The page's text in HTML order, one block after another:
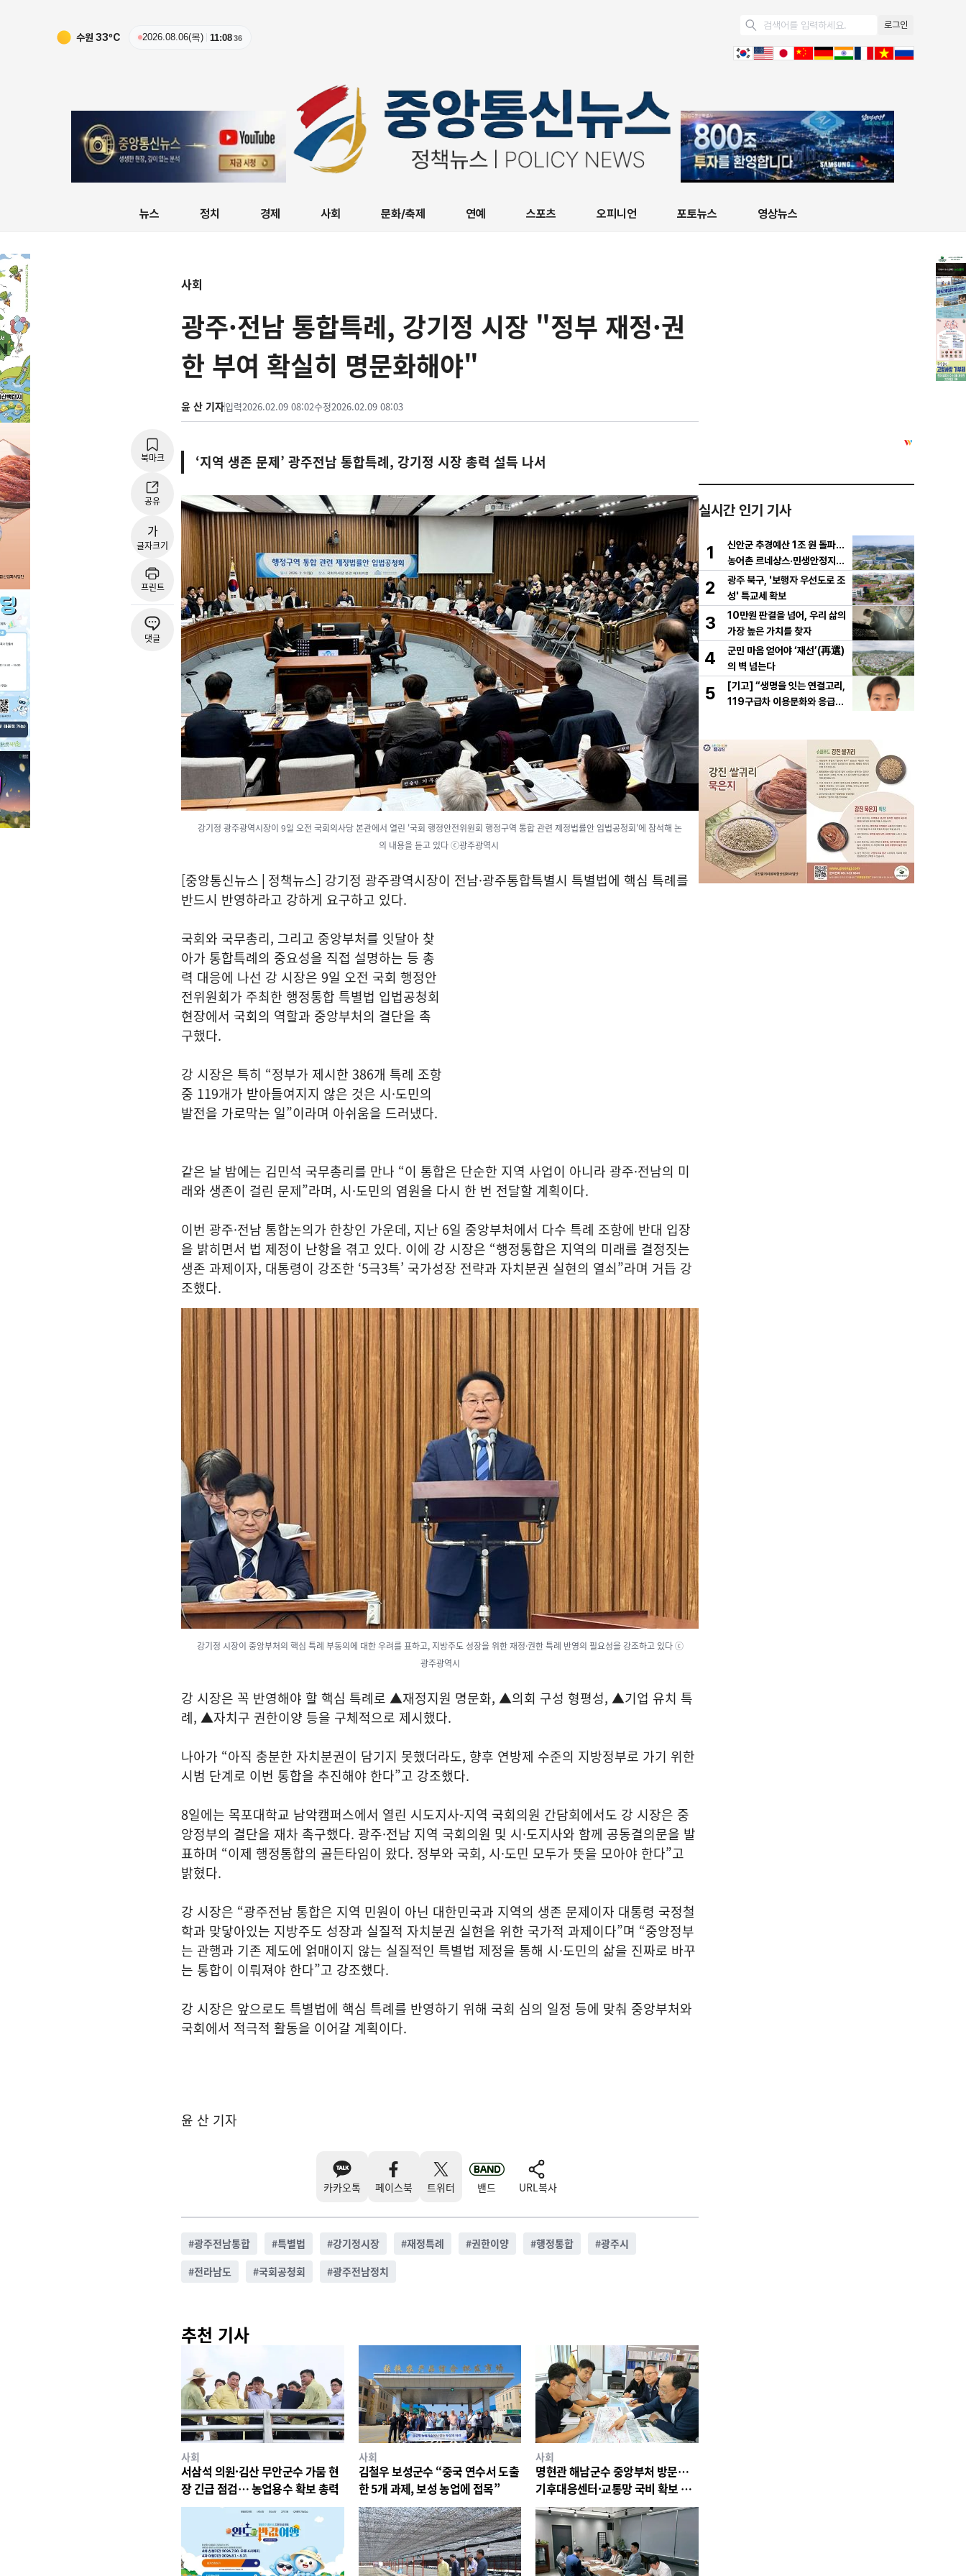
수원 33ºC 2026.08.06(목) 11:0838
로그인
뉴스 정치 경제 사회 문화/축제 연예 스포츠 오피니언 포토뉴스 영상뉴스
사회
광주·전남 통합특례, 강기정 시장 "정부 재정·권
한 부여 확실히 명문화해야"
윤 산 기자입력2026.02.09 08:02수정2026.02.09 08:03
북마크
공유
가
글자크기
프린트
댓글
‘지역 생존 문제’ 광주전남 통합특례, 강기정 시장 총력 설득 나서
강기정 광주광역시장이 9일 오전 국회의사당 본관에서 열린 '국회 행정안전위원회 행정구역 통합 관련 제정법률안 입법공청회'에 참석해 논
의 내용을 듣고 있다 ⓒ광주광역시
[중앙통신뉴스│정책뉴스] 강기정 광주광역시장이 전남·광주통합특별시 특별법에 핵심 특례를
반드시 반영하라고 강하게 요구하고 있다.
국회와 국무총리, 그리고 중앙부처를 잇달아 찾
아가 통합특례의 중요성을 직접 설명하는 등 총
력 대응에 나선 강 시장은 9일 오전 국회 행정안
전위원회가 주최한 행정통합 특별법 입법공청회
현장에서 국회의 역할과 중앙부처의 결단을 촉
구했다.
강 시장은 특히 “정부가 제시한 386개 특례 조항
중 119개가 받아들여지지 않은 것은 시·도민의
발전을 가로막는 일”이라며 아쉬움을 드러냈다.
같은 날 밤에는 김민석 국무총리를 만나 “이 통합은 단순한 지역 사업이 아니라 광주·전남의 미
래와 생존이 걸린 문제”라며, 시·도민의 염원을 다시 한 번 전달할 계획이다.
이번 광주·전남 통합논의가 한창인 가운데, 지난 6일 중앙부처에서 다수 특례 조항에 반대 입장
을 밝히면서 법 제정이 난항을 겪고 있다. 이에 강 시장은 “행정통합은 지역의 미래를 결정짓는
생존 과제이자, 대통령이 강조한 ‘5극3특’ 국가성장 전략과 자치분권 실현의 열쇠”라며 거듭 강
조했다.
강기정 시장이 중앙부처의 핵심 특례 부동의에 대한 우려를 표하고, 지방주도 성장을 위한 재정·권한 특례 반영의 필요성을 강조하고 있다 ⓒ
광주광역시
강 시장은 꼭 반영해야 할 핵심 특례로 ▲재정지원 명문화, ▲의회 구성 형평성, ▲기업 유치 특
례, ▲자치구 권한이양 등을 구체적으로 제시했다.
나아가 “아직 충분한 자치분권이 담기지 못했더라도, 향후 연방제 수준의 지방정부로 가기 위한
시범 단계로 이번 통합을 추진해야 한다”고 강조했다.
8일에는 목포대학교 남악캠퍼스에서 열린 시도지사-지역 국회의원 간담회에서도 강 시장은 중
앙정부의 결단을 재차 촉구했다. 광주·전남 지역 국회의원 및 시·도지사와 함께 공동결의문을 발
표하며 “이제 행정통합의 골든타임이 왔다. 정부와 국회, 시·도민 모두가 뜻을 모아야 한다”고
밝혔다.
강 시장은 “광주전남 통합은 지역 민원이 아닌 대한민국과 지역의 생존 문제이자 대통령 국정철
학과 맞닿아있는 지방주도 성장과 실질적 자치분권 실현을 위한 국가적 과제이다”며 “중앙정부
는 관행과 기존 제도에 얽매이지 않는 실질적인 특별법 제정을 통해 시·도민의 삶을 진짜로 바꾸
는 통합이 이뤄져야 한다”고 강조했다.
강 시장은 앞으로도 특별법에 핵심 특례를 반영하기 위해 국회 심의 일정 등에 맞춰 중앙부처와
국회에서 적극적 활동을 이어갈 계획이다.
윤 산 기자
카카오톡 페이스북 트위터 밴드 URL복사
#광주전남통합 #특별법 #강기정시장 #재정특례 #권한이양 #행정통합 #광주시
#전라남도 #국회공청회 #광주전남정치
추천 기사
사회
서삼석 의원·김산 무안군수 가뭄 현
장 긴급 점검… 농업용수 확보 총력
사회
김철우 보성군수 “중국 연수서 도출
한 5개 과제, 보성 농업에 접목”
사회
명현관 해남군수 중앙부처 방문…
기후대응센터·교통망 국비 확보 총
력
실시간 인기 기사
1
신안군 추경예산 1조 원 돌파…
농어촌 르네상스·민생안정지원
금 집중 편성
2
광주 북구, '보행자 우선도로 조
성' 특교세 확보
3
10만원 판결을 넘어, 우리 삶의
가장 높은 가치를 찾자
4
군민 마음 얻어야 ‘재선’(再選)
의 벽 넘는다
5
[기고] “생명을 잇는 연결고리,
119구급차 이용문화와 응급처